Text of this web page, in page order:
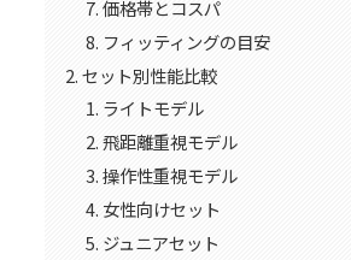
価格帯とコスパ
フィッティングの目安
セット別性能比較
ライトモデル
飛距離重視モデル
操作性重視モデル
女性向けセット
ジュニアセット